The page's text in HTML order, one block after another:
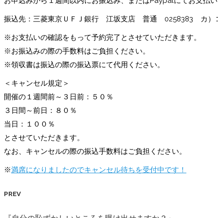
振込先：三菱東京ＵＦＪ銀行 江坂支店 普通 0258383 カ）
※お支払いの確認をもって予約完了とさせていただきます。
※お振込みの際の手数料はご負担ください。
※領収書は振込の際の振込票にて代用ください。
＜キャンセル規定＞
開催の１週間前～３日前：５０％
３日間～前日：８０％
当日：１００％
とさせていただきます。
なお、キャンセルの際の振込手数料はご負担ください。
※満席になりましたのでキャンセル待ちを受付中です！
PREV